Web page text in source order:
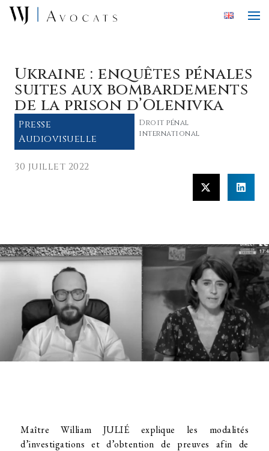
Skip to main content
Ukraine : enquêtes pénales
suites aux bombardements
de la prison d’Olenivka
Presse
Audiovisuelle
Droit pénal
international
30 juillet 2022
Maître William JULIÉ explique les modalités
d’investigations et d’obtention de preuves afin de